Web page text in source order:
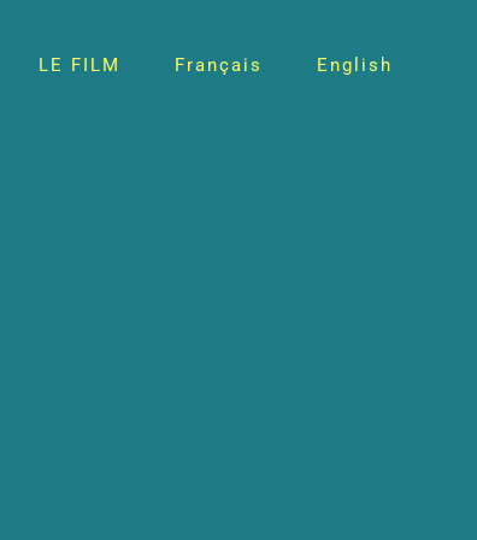
LE FILM Français English